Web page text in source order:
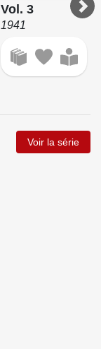
Vol. 3
1941
Voir la série